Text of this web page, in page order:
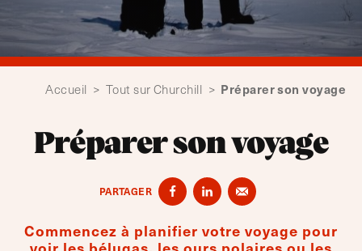
Accueil > Tout sur Churchill > Préparer son voyage
Préparer son voyage
PARTAGER
Commencez à planifier votre voyage pour